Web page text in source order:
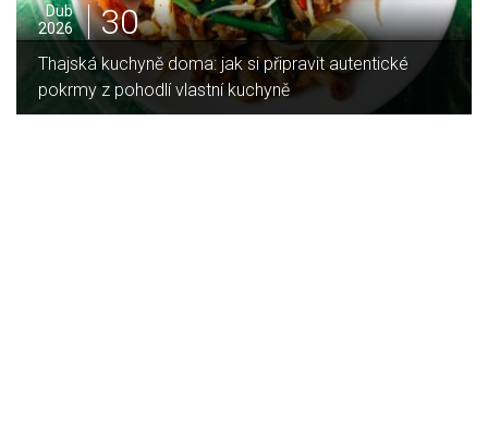
Dub
2026
30
Thajská kuchyně doma: jak si připravit autentické
pokrmy z pohodlí vlastní kuchyně